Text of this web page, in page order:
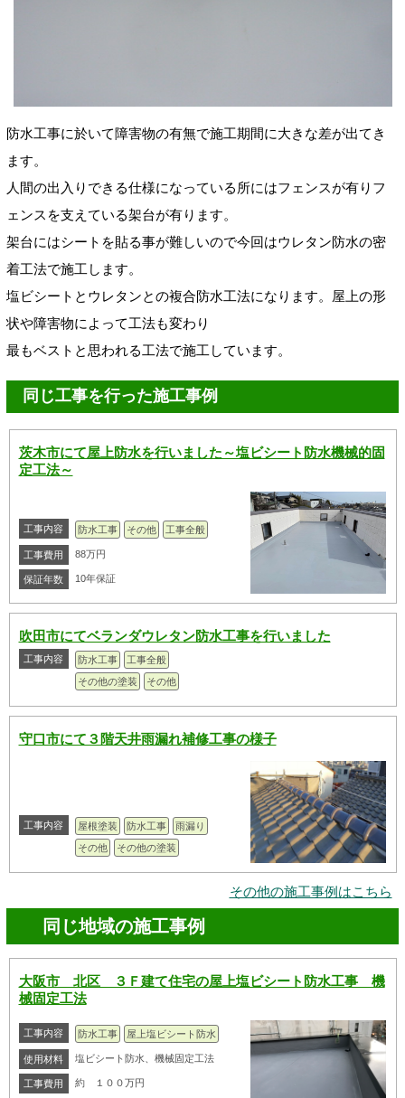
防水工事に於いて障害物の有無で施工期間に大きな差が出てき
ます。
人間の出入りできる仕様になっている所にはフェンスが有りフ
ェンスを支えている架台が有ります。
架台にはシートを貼る事が難しいので今回はウレタン防水の密
着工法で施工します。
塩ビシートとウレタンとの複合防水工法になります。屋上の形
状や障害物によって工法も変わり
最もベストと思われる工法で施工しています。
同じ工事を行った施工事例
茨木市にて屋上防水を行いました～塩ビシート防水機械的固
定工法～
工事内容 防水工事 その他 工事全般
工事費用 88万円
保証年数 10年保証
吹田市にてベランダウレタン防水工事を行いました
工事内容 防水工事
工事全般
その他の塗装
その他
守口市にて３階天井雨漏れ補修工事の様子
工事内容 屋根塗装 防水工事
雨漏り
その他
その他の塗装
その他の施工事例はこちら
同じ地域の施工事例
大阪市 北区 ３Ｆ建て住宅の屋上塩ビシート防水工事 機
械固定工法
工事内容 防水工事 屋上塩ビシート防水
使用材料 塩ビシート防水、機械固定工法
工事費用 約 １００万円